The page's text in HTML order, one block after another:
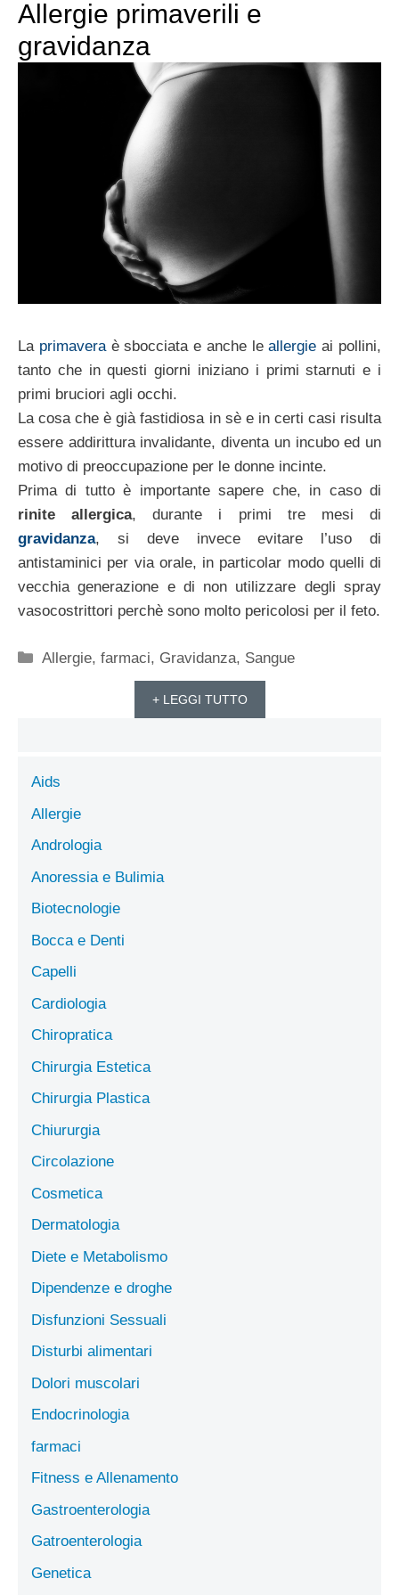
Allergie primaverili e
gravidanza
La primaveraè sbocciata e anche leallergie ai pollini,
tanto che in questi giorni iniziano i primi starnuti e i
primi bruciori agli occhi.
La cosa che è già fastidiosa in sè e in certi casi risulta
essere addirittura invalidante, diventa un incubo ed un
motivo di preoccupazione per le donne incinte.
Prima di tutto è importante sapere che, in caso di
rinite allergica, durante i primi tre mesi di
gravidanza, si deve invece evitare l’uso di
antistaminici per via orale, in particolar modo quelli di
vecchia generazione e di non utilizzare degli spray
vasocostrittori perchè sono molto pericolosi per il feto.
Categorie
Allergie,farmaci, Gravidanza, Sangue
+ LEGGI TUTTO
Aids
Allergie
Andrologia
Anoressia e Bulimia
Biotecnologie
Bocca e Denti
Capelli
Cardiologia
Chiropratica
Chirurgia Estetica
Chirurgia Plastica
Chiururgia
Circolazione
Cosmetica
Dermatologia
Diete e Metabolismo
Dipendenze e droghe
Disfunzioni Sessuali
Disturbi alimentari
Dolori muscolari
Endocrinologia
farmaci
Fitness e Allenamento
Gastroenterologia
Gatroenterologia
Genetica